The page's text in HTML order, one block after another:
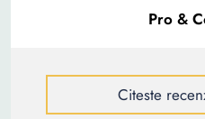
Citeste